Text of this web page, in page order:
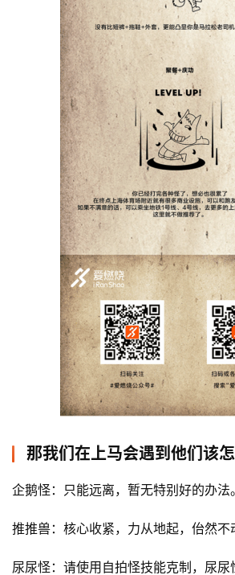
察
装
那我们在上马会遇到他们该怎
企鹅怪：只能远离，暂无特别好的办法。
推推兽：核心收紧，力从地起，佁然不
尿尿怪：请使用自拍怪技能克制，尿尿